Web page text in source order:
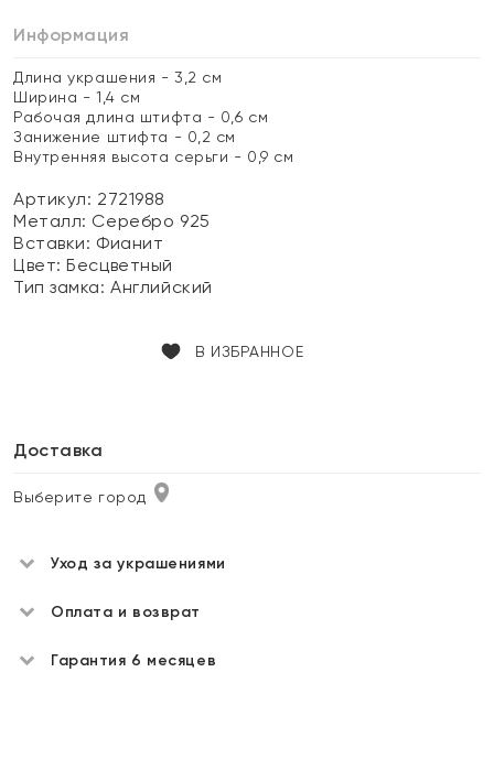
Информация
Длина украшения - 3,2 см
Ширина - 1,4 см
Рабочая длина штифта - 0,6 см
Занижение штифта - 0,2 см
Внутренняя высота серьги - 0,9 см
Артикул: 2721988
Металл: Серебро 925
Вставки: Фианит
Цвет:Бесцветный
Тип замка:Английский
В ИЗБРАННОЕ
Доставка
Выберите город
Уход за украшениями
Оплата и возврат
Гарантия 6 месяцев